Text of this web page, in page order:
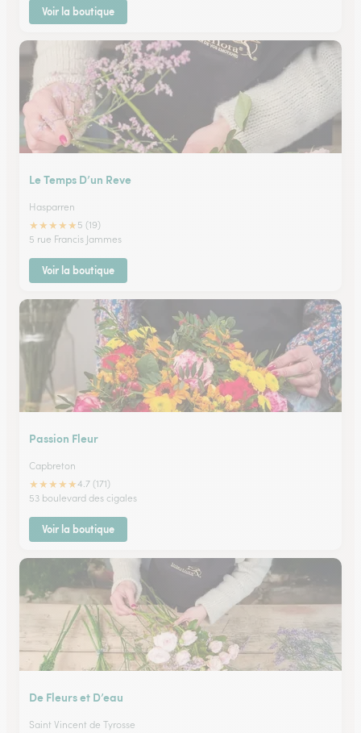
Voir la boutique
Le Temps D’un Reve
Hasparren
★★★★★ 5 (19)
5 rue Francis Jammes
Voir la boutique
Passion Fleur
Capbreton
★★★★★4.7 (171)
53 boulevard des cigales
Voir la boutique
De Fleurs et D’eau
Saint Vincent de Tyrosse